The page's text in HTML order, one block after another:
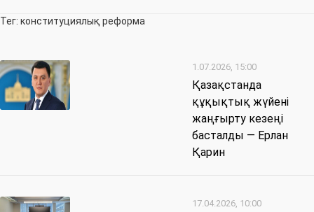
Тег: конституциялық реформа
1.07.2026, 15:00
Қазақстанда
құқықтық жүйені
жаңғырту кезеңі
басталды — Ерлан
Қарин
17.04.2026, 10:00